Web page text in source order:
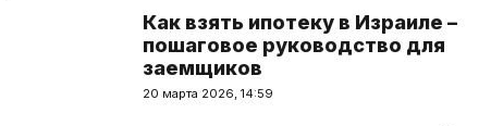
Как взять ипотеку в Израиле –
пошаговое руководство для
заемщиков
20 марта 2026, 14:59